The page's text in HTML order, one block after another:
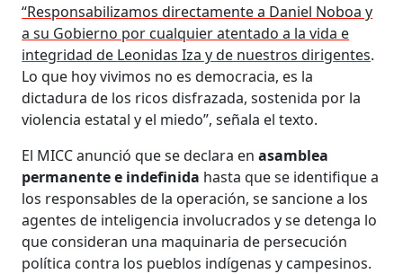
“Responsabilizamos directamente a Daniel Noboa y
a su Gobierno por cualquier atentado a la vida e
integridad de Leonidas Iza y de nuestros dirigentes.
Lo que hoy vivimos no es democracia, es la
dictadura de los ricos disfrazada, sostenida por la
violencia estatal y el miedo”, señala el texto.
El MICC anunció que se declara en asamblea
permanentee indefinida hasta que se identifique a
los responsables de la operación, se sancione a los
agentes de inteligencia involucrados y se detenga lo
que consideran una maquinaria de persecución
política contra los pueblos indígenas y campesinos.